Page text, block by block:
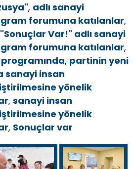
, adlı sanayi
forumuna katılanlar,
Var!" adlı sanayi
forumuna katılanlar,
, partinin yeni
sanayi insan
yönelik
, sanayi insan
yönelik
, Sonuçlar var